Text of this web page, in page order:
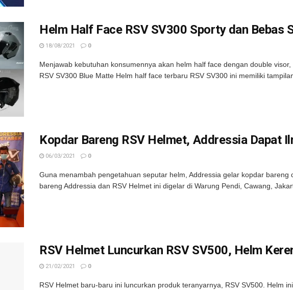
Helm Half Face RSV SV300 Sporty dan Bebas
18/08/2021 0
Menjawab kebutuhan konsumennya akan helm half face dengan double
RSV SV300 Blue Matte Helm half face terbaru RSV SV300 ini memiliki
Kopdar Bareng RSV Helmet, Addressia Dapat
06/03/2021 0
Guna menambah pengetahuan seputar helm, Addressia gelar kopdar
bareng Addressia dan RSV Helmet ini digelar di Warung Pendi, Cawang,
RSV Helmet Luncurkan RSV SV500, Helm
21/02/2021 0
RSV Helmet baru-baru ini luncurkan produk teranyarnya, RSV SV500. Helm